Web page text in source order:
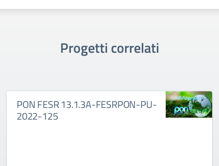
Progetti correlati
PON FESR 13.1.3A-FESRPON-PU-
2022-125